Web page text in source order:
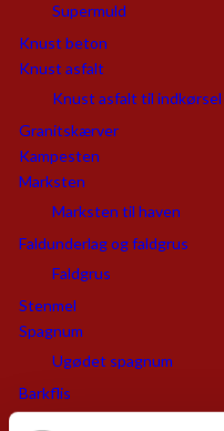
Supermuld
Knust beton
Knust asfalt
Knust asfalt til indkørsel
Granitskærver
Kampesten
Marksten
Marksten til haven
Faldunderlag og faldgrus
Faldgrus
Stenmel
Spagnum
Ugødet spagnum
Barkflis